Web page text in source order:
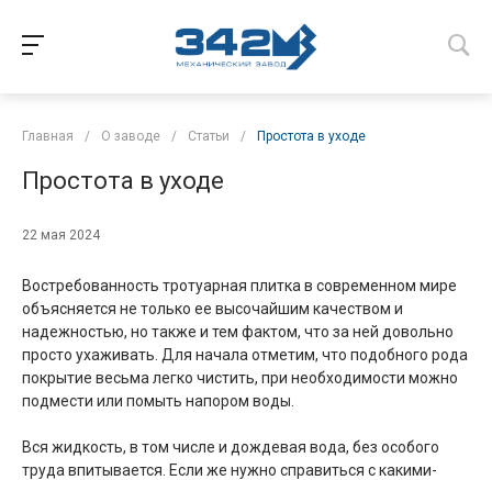
Главная / О заводе / Статьи / Простота в уходе
Простота в уходе
22 мая 2024
Востребованность тротуарная плитка в современном мире
объясняется не только ее высочайшим качеством и
надежностью, но также и тем фактом, что за ней довольно
просто ухаживать. Для начала отметим, что подобного рода
покрытие весьма легко чистить, при необходимости можно
подмести или помыть напором воды.
Вся жидкость, в том числе и дождевая вода, без особого
труда впитывается. Если же нужно справиться с какими-